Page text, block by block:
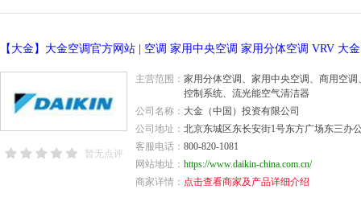
暂无点评
主营范围：家用分体空调、家用中央空调、商用空
控制系统、流光能空气清洁器
公司名称： 大金（中国）投资有限公司
公司地址：北京东城区东长安街1号东方广场东三办
客服电话：800-820-1081
网站地址：https://www.daikin-china.com.cn/
商家详情： 点击查看商家及产品详细介绍